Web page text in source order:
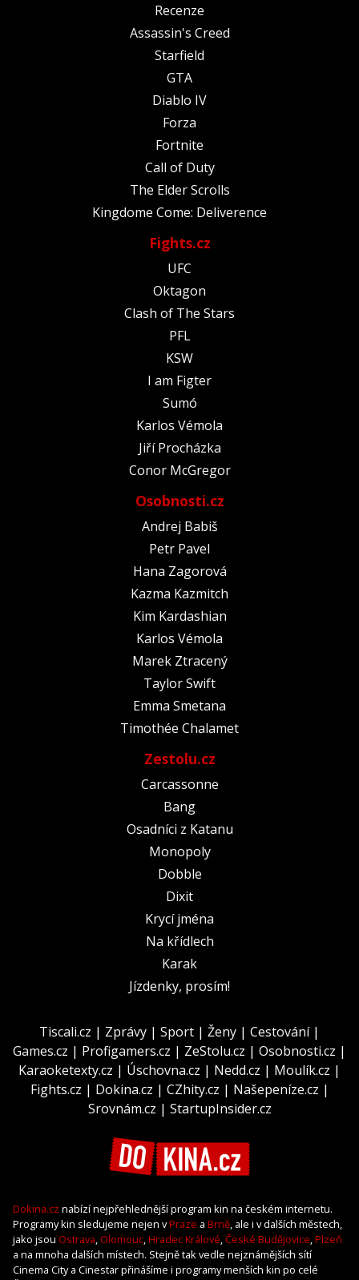
Recenze
Assassin's Creed
Starfield
GTA
Diablo IV
Forza
Fortnite
Call of Duty
The Elder Scrolls
Kingdome Come: Deliverence
Fights.cz
UFC
Oktagon
Clash of The Stars
PFL
KSW
I am Figter
Sumó
Karlos Vémola
Jiří Procházka
Conor McGregor
Osobnosti.cz
Andrej Babiš
Petr Pavel
Hana Zagorová
Kazma Kazmitch
Kim Kardashian
Karlos Vémola
Marek Ztracený
Taylor Swift
Emma Smetana
Timothée Chalamet
Zestolu.cz
Carcassonne
Bang
Osadníci z Katanu
Monopoly
Dobble
Dixit
Krycí jména
Na křídlech
Karak
Jízdenky, prosím!
Tiscali.cz | Zprávy | Sport | Ženy | Cestování|
Games.cz | Profigamers.cz | ZeStolu.cz | Osobnosti.cz |
Karaoketexty.cz | Úschovna.cz | Nedd.cz | Moulík.cz |
Fights.cz | Dokina.cz | CZhity.cz | Našepeníze.cz |
Srovnám.cz | StartupInsider.cz
Dokina.cz nabízí nejpřehlednější program kin na českém internetu.
Programy kin sledujeme nejen vPraze a Brně, ale i v dalších městech,
jako jsou Ostrava, Olomouc,Hradec Králové,České Budějovice,Plzeň
a na mnoha dalších místech. Stejně tak vedle nejznámějších sítí
Cinema City a Cinestar přinášíme i programy menších kin po celé